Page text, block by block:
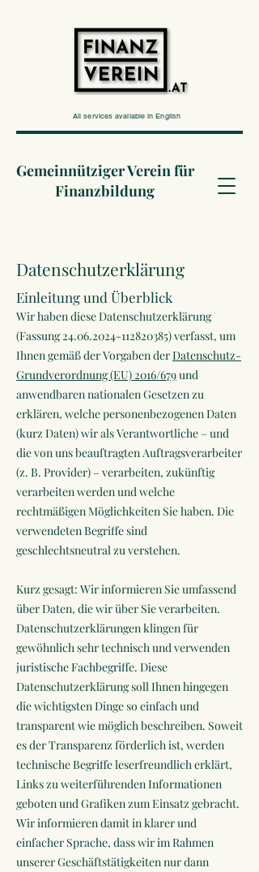
All services available in English
Gemeinnütziger Verein für
Finanzbildung
Datenschutzerklärung
Einleitung und Überblick
Wir haben diese Datenschutzerklärung
(Fassung24.06.2024-112820385)verfasst, um
Ihnen gemäß der Vorgaben derDatenschutz-
Grundverordnung (EU) 2016/679und
anwendbaren nationalen Gesetzen zu
erklären, welche personenbezogenen Daten
(kurz Daten) wir als Verantwortliche – und
die von uns beauftragten Auftragsverarbeiter
(z. B. Provider) – verarbeiten, zukünftig
verarbeiten werden und welche
rechtmäßigen Möglichkeiten Sie haben. Die
verwendeten Begriffe sind
geschlechtsneutral zu verstehen.
Kurz gesagt: Wir informieren Sie umfassend
über Daten, die wir über Sie verarbeiten.
Datenschutzerklärungen klingen für
gewöhnlich sehr technisch und verwenden
juristische Fachbegriffe. Diese
Datenschutzerklärung soll Ihnen hingegen
die wichtigsten Dinge so einfach und
transparent wie möglich beschreiben. Soweit
es der Transparenz förderlich ist, werden
technische Begriffe leserfreundlich erklärt,
Links zu weiterführenden Informationen
geboten und Grafiken zum Einsatz gebracht.
Wir informieren damit in klarer und
einfacher Sprache, dass wir im Rahmen
unserer Geschäftstätigkeiten nur dann